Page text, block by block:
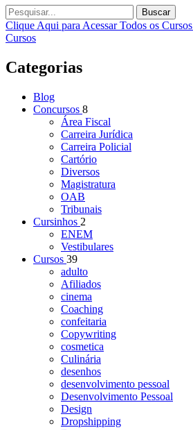
Buscar
Clique Aqui para Acessar Todos os Cursos
Cursos
Categorias
Blog
Concursos 8
Área Fiscal
Carreira Jurídica
Carreira Policial
Cartório
Diversos
Magistratura
OAB
Tribunais
Cursinhos 2
ENEM
Vestibulares
Cursos 39
adulto
Afiliados
cinema
Coaching
confeitaria
Copywriting
cosmetica
Culinária
desenhos
desenvolvimento pessoal
Desenvolvimento Pessoal
Design
Dropshipping